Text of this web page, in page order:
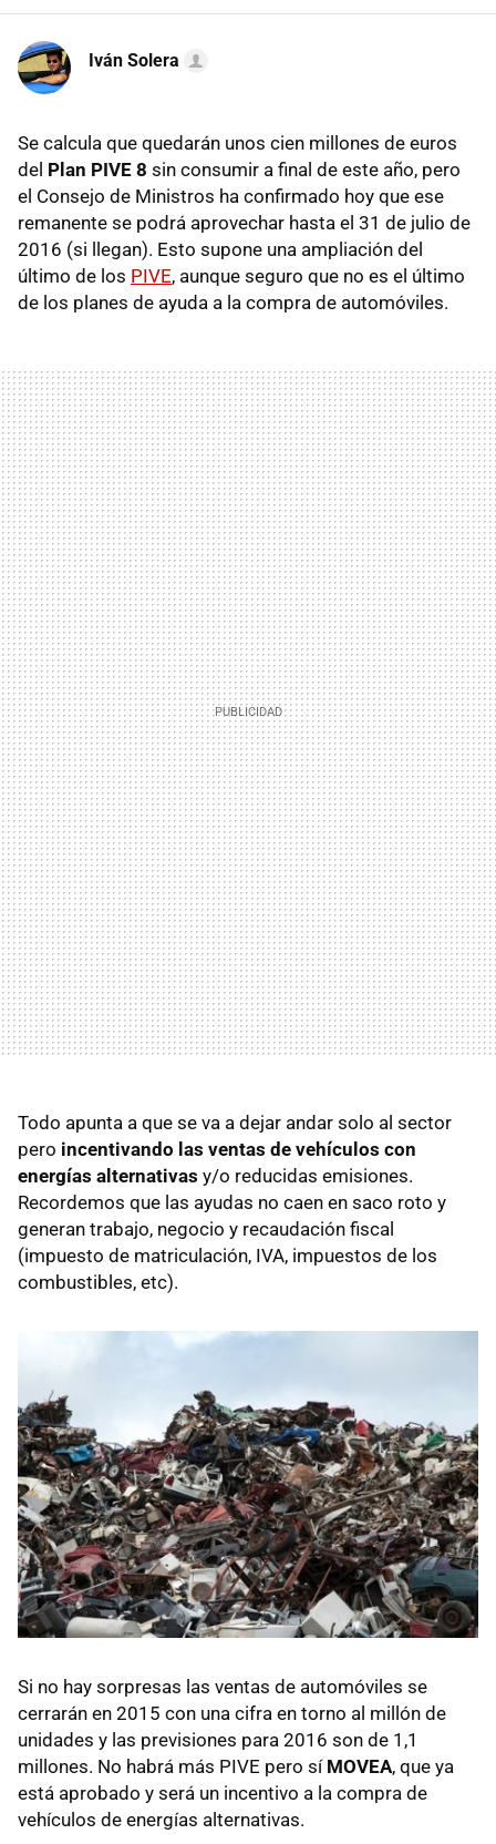
Iván Solera
Se calcula que quedarán unos cien millones de euros
del Plan PIVE 8 sin consumir a final de este año, pero
el Consejo de Ministros ha confirmado hoy que ese
remanente se podrá aprovechar hasta el 31 de julio de
2016 (si llegan). Esto supone una ampliación del
último de los PIVE, aunque seguro que no es el último
de los planes de ayuda a la compra de automóviles.
Todo apunta a que se va a dejar andar solo al sector
pero incentivando las ventas de vehículos con
energías alternativas y/o reducidas emisiones.
Recordemos que las ayudas no caen en saco roto y
generan trabajo, negocio y recaudación fiscal
(impuesto de matriculación, IVA, impuestos de los
combustibles, etc).
Si no hay sorpresas las ventas de automóviles se
cerrarán en 2015 con una cifra en torno al millón de
unidades y las previsiones para 2016 son de 1,1
millones. No habrá más PIVE pero sí MOVEA, que ya
está aprobado y será un incentivo a la compra de
vehículos de energías alternativas.